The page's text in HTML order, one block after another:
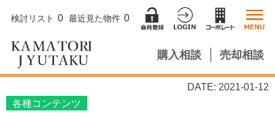
検討リスト 0 最近見た物件 0
購入相談 売却相談
DATE: 2021-01-12
各種コンテンツ